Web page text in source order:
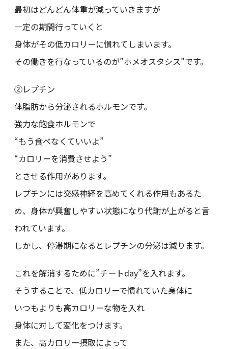
最初はどんどん体重が減っていきますが
一定の期間行っていくと
身体がその低カロリーに慣れてしまいます。
その働きを行なっているのが”ホメオスタシス”です。
②レプチン
体脂肪から分泌されるホルモンです。
強力な飽食ホルモンで
“もう食べなくていいよ”
“カロリーを消費させよう”
とさせる作用があります。
レプチンには交感神経を高めてくれる作用もあるた
め、身体が興奮しやすい状態になり代謝が上がると言
われています。
しかし、停滞期になるとレプチンの分泌は減ります。
これを解消するために”チートday”を入れます。
そうすることで、低カロリーで慣れていた身体に
いつもよりも高カロリーな物を入れ
身体に対して変化をつけます。
また、高カロリー摂取によって